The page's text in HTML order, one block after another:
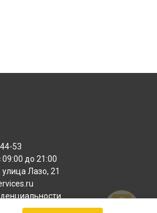
53
до 21:00
улица Лазо, 21